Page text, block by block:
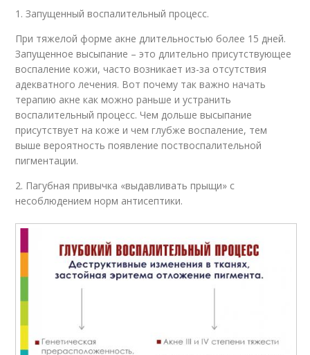
1. Запущенный воспалительный процесс.
При тяжелой форме акне длительностью более 15 дней.
Запущенное высыпание – это длительно присутствующее
воспаление кожи, часто возникает из-за отсутствия
адекватного лечения. Вот почему так важно начать
терапию акне как можно раньше и устранить
воспалительный процесс. Чем дольше высыпание
присутствует на коже и чем глубже воспаление, тем
выше вероятность появление поствоспалительной
пигментации.
2. Пагубная привычка «выдавливать прыщи» с
несоблюдением норм антисептики.